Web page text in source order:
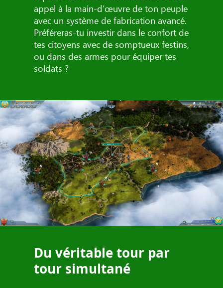
appel à la main-d’œuvre de ton peuple
avec un système de fabrication avancé.
Préféreras-tu investir dans le confort de
tes citoyens avec de somptueux festins,
ou dans des armes pour équiper tes
soldats ?
Du véritable tour par
tour simultané